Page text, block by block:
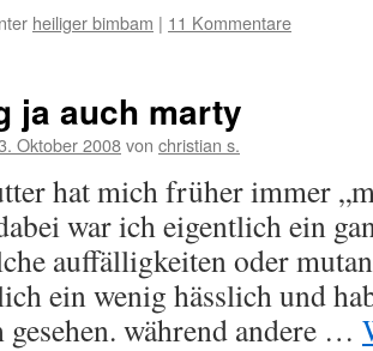
heiliger bimbam | 11 Kommentare
ja auch marty
Oktober 2008von christian s.
hat mich früher immer
war ich eigentlich ein
auffälligkeiten oder
ein wenig hässlich und
während andere …